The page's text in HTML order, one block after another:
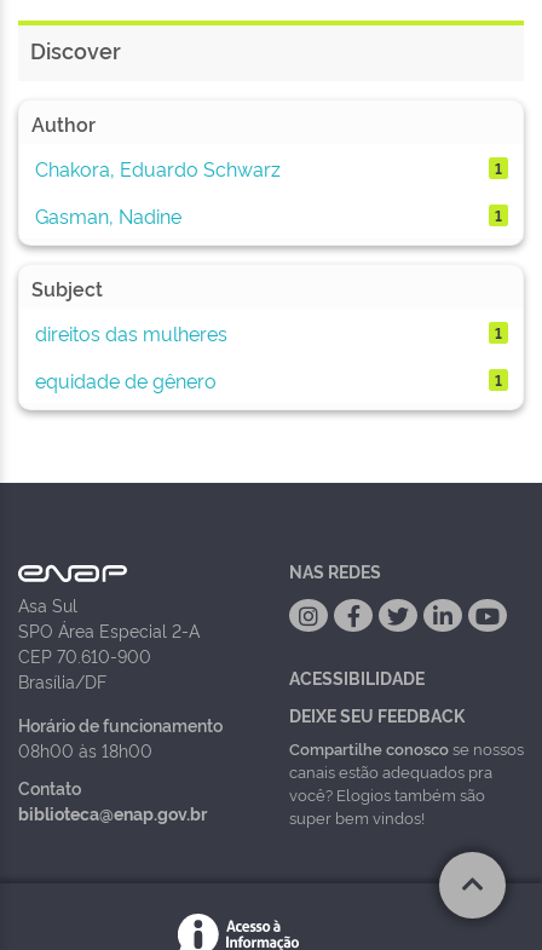
Discover
Author
Chakora, Eduardo Schwarz
1
Gasman, Nadine 1
Subject
direitos das mulheres
1
equidade de gênero 1
Asa Sul
SPO Área Especial 2-A
CEP 70.610-900
Brasília/DF
Horário de funcionamento
08h00 às 18h00
Contato
biblioteca@enap.gov.br
NAS REDES
ACESSIBILIDADE
DEIXE SEU FEEDBACK
Compartilhe conoscose nossos
canais estão adequados pra
você? Elogios também são
super bem vindos!